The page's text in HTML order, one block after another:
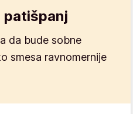
patišpanj
da bude sobne
smesa ravnomernije